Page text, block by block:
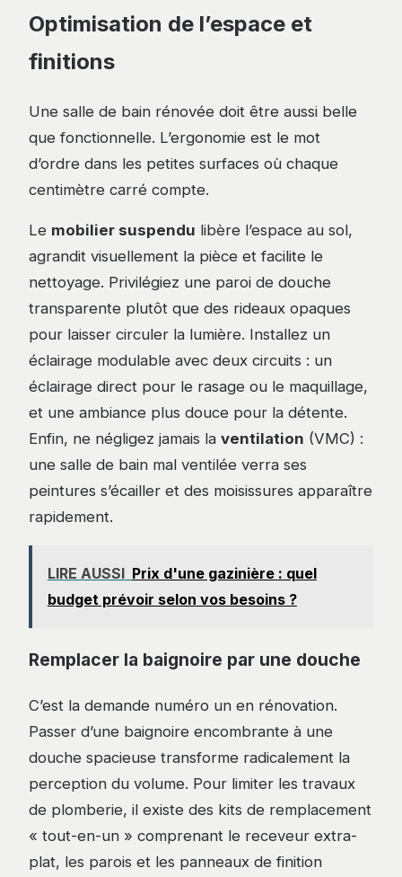
Optimisation de l’espace et
finitions
Une salle de bain rénovée doit être aussi belle
que fonctionnelle. L’ergonomie est le mot
d’ordre dans les petites surfaces où chaque
centimètre carré compte.
Le mobilier suspendu libère l’espace au sol,
agrandit visuellement la pièce et facilite le
nettoyage. Privilégiez une paroi de douche
transparente plutôt que des rideaux opaques
pour laisser circuler la lumière. Installez un
éclairage modulable avec deux circuits : un
éclairage direct pour le rasage ou le maquillage,
et une ambiance plus douce pour la détente.
Enfin, ne négligez jamais la ventilation (VMC) :
une salle de bain mal ventilée verra ses
peintures s’écailler et des moisissures apparaître
rapidement.
LIRE AUSSI Prix d'une gazinière : quel
budget prévoir selon vos besoins ?
Remplacer la baignoire par une douche
C’est la demande numéro un en rénovation.
Passer d’une baignoire encombrante à une
douche spacieuse transforme radicalement la
perception du volume. Pour limiter les travaux
de plomberie, il existe des kits de remplacement
« tout-en-un » comprenant le receveur extra-
plat, les parois et les panneaux de finition